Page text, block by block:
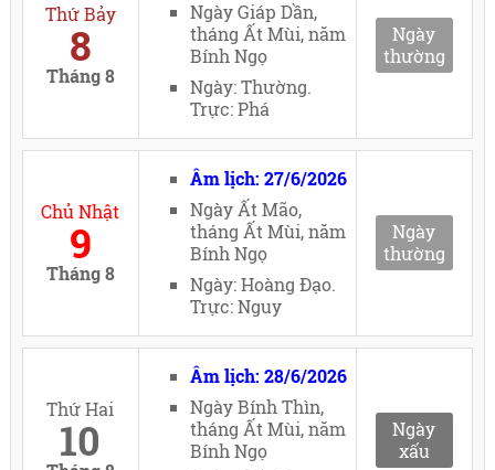
Thứ Bảy
8
Tháng 8
Ngày Giáp Dần,
tháng Ất Mùi, năm
Bính Ngọ
Ngày: Thường.
Trực: Phá
Ngày
thường
Chủ Nhật
9
Tháng 8
Âm lịch: 27/6/2026
Ngày Ất Mão,
tháng Ất Mùi, năm
Bính Ngọ
Ngày: Hoàng Đạo.
Trực: Nguy
Ngày
thường
Thứ Hai
10
Âm lịch: 28/6/2026
Ngày Bính Thìn,
tháng Ất Mùi, năm
Bính Ngọ
Ngày
xấu